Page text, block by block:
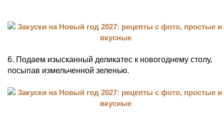
6. Подаем изысканный деликатес к новогоднему столу,
посыпав измельченной зеленью.